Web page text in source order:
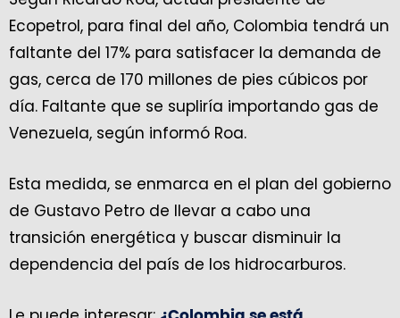
Ecopetrol, para final del año, Colombia tendrá un
faltante del 17% para satisfacer la demanda de
gas, cerca de 170 millones de pies cúbicos por
día. Faltante que se supliría importando gas de
Venezuela, según informó Roa.
Esta medida, se enmarca en el plan del gobierno
de Gustavo Petro de llevar a cabo una
transición energética y buscar disminuir la
dependencia del país de los hidrocarburos.